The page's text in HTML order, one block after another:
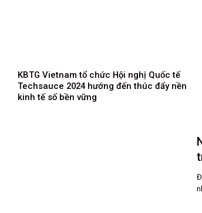
KBTG Vietnam tổ chức Hội nghị Quốc tế
Techsauce 2024 hướng đến thúc đẩy nền
kinh tế số bền vững